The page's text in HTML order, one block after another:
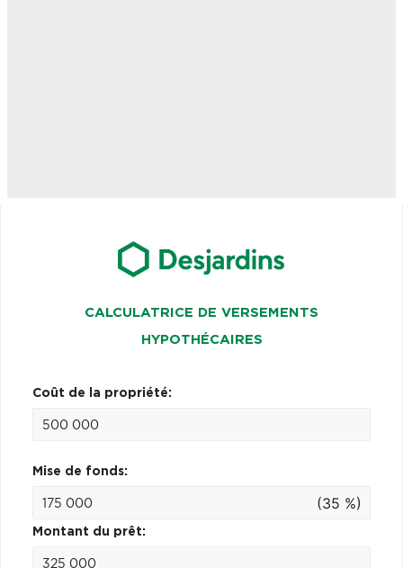
CALCULATRICE DE VERSEMENTS
HYPOTHÉCAIRES
Coût de la propriété:
Mise de fonds:
(35 %)
Montant du prêt: